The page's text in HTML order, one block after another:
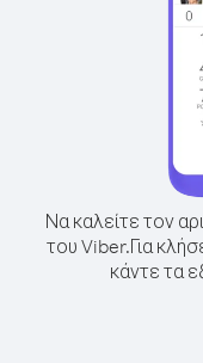
Να καλείτε τον
του Viber.Για
κάντε τα